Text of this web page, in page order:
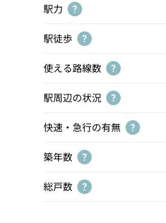
駅力 ?
駅徒歩 ?
使える路線数 ?
駅周辺の状況 ?
快速・急行の有無 ?
築年数 ?
総戸数 ?